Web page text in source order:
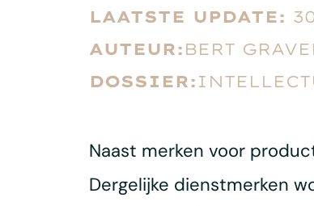
LAATSTE UPDATE:
AUTEUR: BERT
DOSSIER:
Naast merken voor
Dergelijke dienstmerken